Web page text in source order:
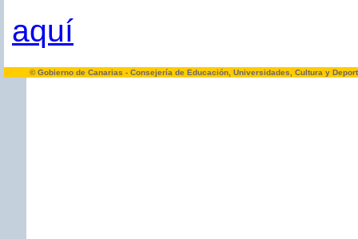
aquí
© Gobierno de Canarias - Consejería de Educación, Universidades, Cultura y